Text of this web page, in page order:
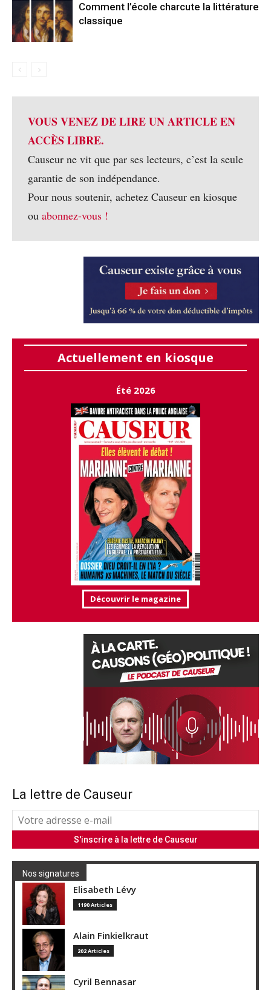
Comment l’école charcute la littérature
classique
VOUS VENEZ DE LIRE UN ARTICLE EN
ACCÈS LIBRE.
Causeur ne vit que par ses lecteurs, c’est la seule
garantie de son indépendance.
Pour nous soutenir, achetez Causeur en kiosque
ou abonnez-vous !
Actuellement en kiosque
Été 2026
Découvrir le magazine
La lettre de Causeur
Nos signatures
Elisabeth Lévy
1190 Articles
Alain Finkielkraut
202 Articles
Cyril Bennasar